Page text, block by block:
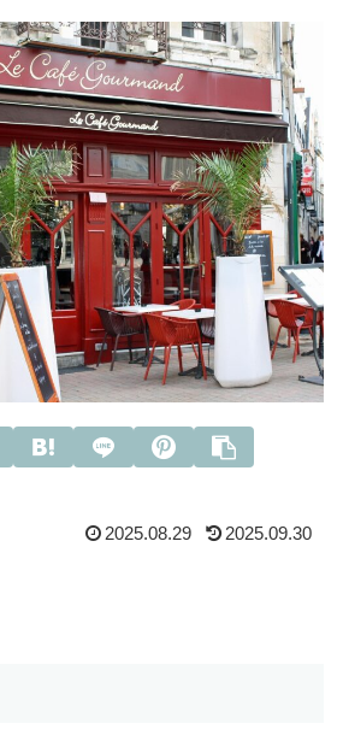
2025.08.29 2025.09.30